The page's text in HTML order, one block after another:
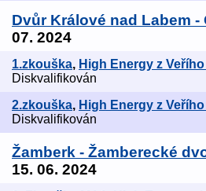
Dvůr Králové nad Labem -
07. 2024
1.zkouška, High Energy z
Diskvalifikován
2.zkouška, High Energy z
Diskvalifikován
Žamberk - Žamberecké
15. 06. 2024